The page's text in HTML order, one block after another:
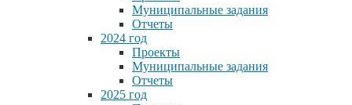
Муниципальные задания
Отчеты
2024 год
Проекты
Муниципальные задания
Отчеты
2025 год